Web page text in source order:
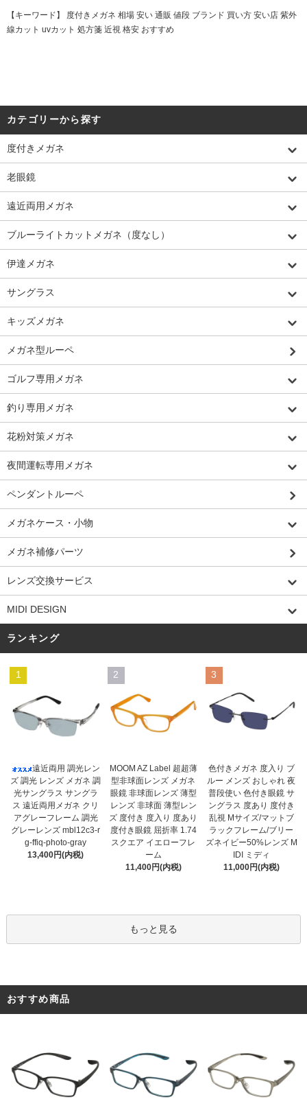
【キーワード】 度付きメガネ 相場 安い 通販 値段 ブランド 買い方 安い店 紫外
線カット uvカット 処方箋 近視 格安 おすすめ
カテゴリーから探す
度付きメガネ
老眼鏡
遠近両用メガネ
ブルーライトカットメガネ（度なし）
伊達メガネ
サングラス
キッズメガネ
メガネ型ルーペ
ゴルフ専用メガネ
釣り専用メガネ
花粉対策メガネ
夜間運転専用メガネ
ペンダントルーペ
メガネケース・小物
メガネ補修パーツ
レンズ交換サービス
MIDI DESIGN
ランキング
1
遠近両用 調光レン
ズ 調光 レンズ メガネ 調
光サングラス サングラ
ス 遠近両用メガネ クリ
アグレーフレーム 調光
グレーレンズ mbl12c3-r
g-ffiq-photo-gray
13,400円(内税)
2
MOOM AZ Label 超超薄
型非球面レンズ メガネ
眼鏡 非球面レンズ 薄型
レンズ 非球面 薄型レン
ズ 度付き 度入り 度あり
度付き眼鏡 屈折率 1.74
スクエア イエローフレ
ーム
11,400円(内税)
3
色付きメガネ 度入り ブ
ルー メンズ おしゃれ 夜
普段使い 色付き眼鏡 サ
ングラス 度あり 度付き
乱視 Mサイズ/マットブ
ラックフレーム/ブリー
ズネイビー50%レンズ M
IDI ミディ
11,000円(内税)
もっと見る
おすすめ商品